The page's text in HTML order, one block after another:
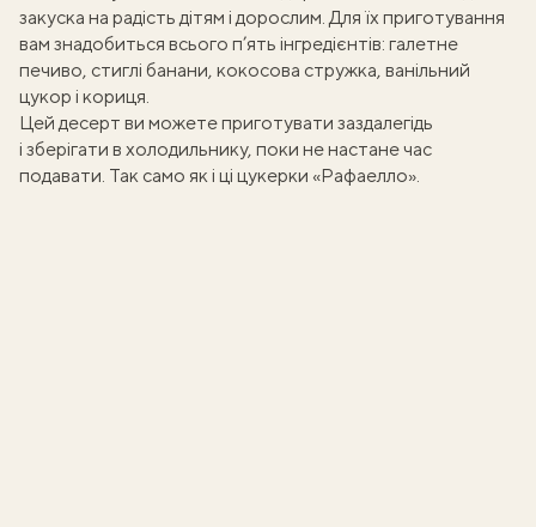
закуска на радість дітям і дорослим. Для їх приготування
вам знадобиться всього п’ять інгредієнтів: галетне
печиво, стиглі банани, кокосова стружка, ванільний
цукор і кориця.
Цей десерт ви можете приготувати заздалегідь
і зберігати в холодильнику, поки не настане час
подавати. Так само як і ці цукерки «Рафаелло».